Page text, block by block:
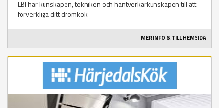
LBI har kunskapen, tekniken och hantverkarkunskapen till att
förverkliga ditt drömkök!
MER INFO & TILL HEMSIDA